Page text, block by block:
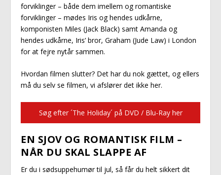
forviklinger – både dem imellem og romantiske
forviklinger – mødes Iris og hendes udkårne,
komponisten Miles (Jack Black) samt Amanda og
hendes udkårne, Iris’ bror, Graham (Jude Law) i London
for at fejre nytår sammen.
Hvordan filmen slutter? Det har du nok gættet, og ellers
må du selv se filmen, vi afslører det ikke her.
Søg efter ´The Holiday´ på DVD / Blu-Ray her
EN SJOV OG ROMANTISK FILM –
NÅR DU SKAL SLAPPE AF
Er du i sødsuppehumør til jul, så får du helt sikkert dit